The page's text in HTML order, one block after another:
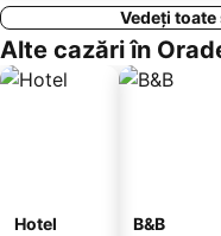
Vedeți
Alte cazări în
Hotel B&B